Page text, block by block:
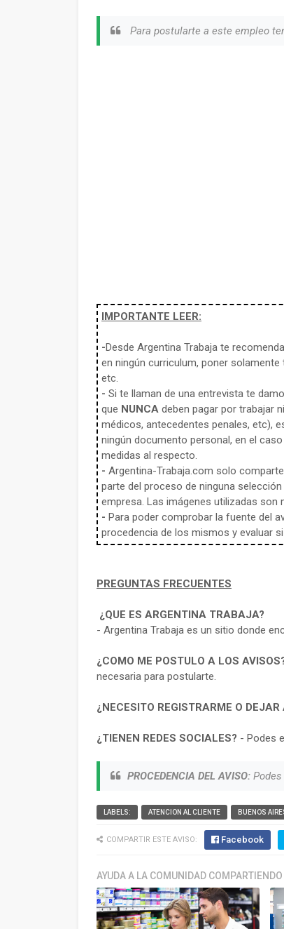
Para postularte a este empleo
IMPORTANTE LEER:
-Desde Argentina Trabaja te
en ningún curriculum, poner
etc.
- Si te llaman de una entrevista te
que NUNCA deben pagar por trabajar
médicos, antecedentes penales, etc),
ningún documento personal, en el
medidas al respecto.
- Argentina-Trabaja.com solo
parte del proceso de ninguna
empresa. Las imágenes utilizadas son
- Para poder comprobar la fuente del
procedencia de los mismos y evaluar
PREGUNTAS FRECUENTES
¿QUE ES ARGENTINA TRABAJA?
- Argentina Trabaja es un sitio donde
¿COMO ME POSTULO A LOS
necesaria para postularte.
¿NECESITO REGISTRARME O DEJAR
¿TIENEN REDES SOCIALES? - Podes
PROCEDENCIA DEL AVISO:
LABELS: ATENCION AL CLIENTE BUENOS
COMPARTIR ESTE AVISO: Facebook
AYUDA A LA COMUNIDAD